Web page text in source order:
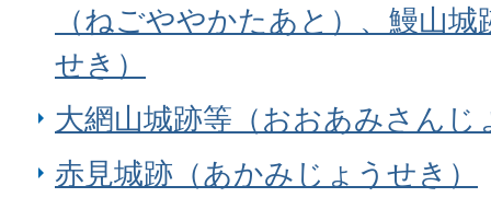
（ねごややかたあと）、鰻山
せき）
大網山城跡等（おおあみさんじ
赤見城跡（あかみじょうせき）